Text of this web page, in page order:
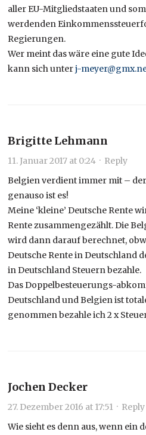
aller EU-Mitgliedstaaten und
werdenden
Regierungen.
Wer meint das wäre eine gute
kann sich unterj-
Brigitte Lehmann
11. Januar 2017 at 0:24 · Reply
Belgien verdient immer mit –
genauso ist es!
Meine ‘kleine’ Deutsche Rente
Rente zusammengezählt. Die
wird dann darauf berechnet,
Deutsche Rente in Deutschland
in Deutschland Steuern bezahle.
Das Doppelbesteuerungs-
Deutschland und Belgien ist
genommen bezahle ich 2 x
Jochen Decker
27. Dezember 2016 at 17:51 · Reply
Wie sieht es denn aus, wenn ein